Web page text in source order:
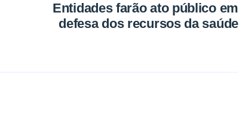
Entidades farão ato público em
defesa dos recursos da saúde